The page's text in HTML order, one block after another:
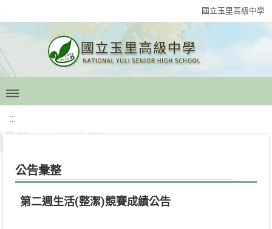
國立玉里高級中學
:::
公告彙整
第二週生活(整潔)競賽成績公告